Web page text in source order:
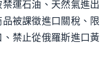
運石油、天然氣進出
被課徵進口關稅、限
禁止從俄羅斯進口黃